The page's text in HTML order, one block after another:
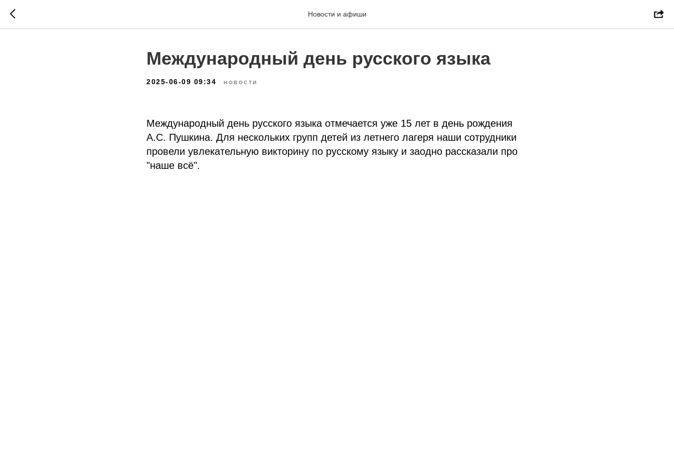
Новости и афиши
Международный день русского языка
2025-06-09 09:34 НОВОСТИ
Международный день русского языка отмечается уже 15 лет в день рождения
А.С. Пушкина. Для нескольких групп детей из летнего лагеря наши сотрудники
провели увлекательную викторину по русскому языку и заодно рассказали про
"наше всё".